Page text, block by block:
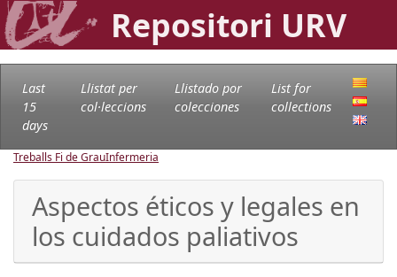
Repositori URV
Last
15
days
Llistat per
col·leccions
Llistado por
colecciones
List for
collections
Treballs Fi de GrauInfermeria
Aspectos éticos y legales en
los cuidados paliativos